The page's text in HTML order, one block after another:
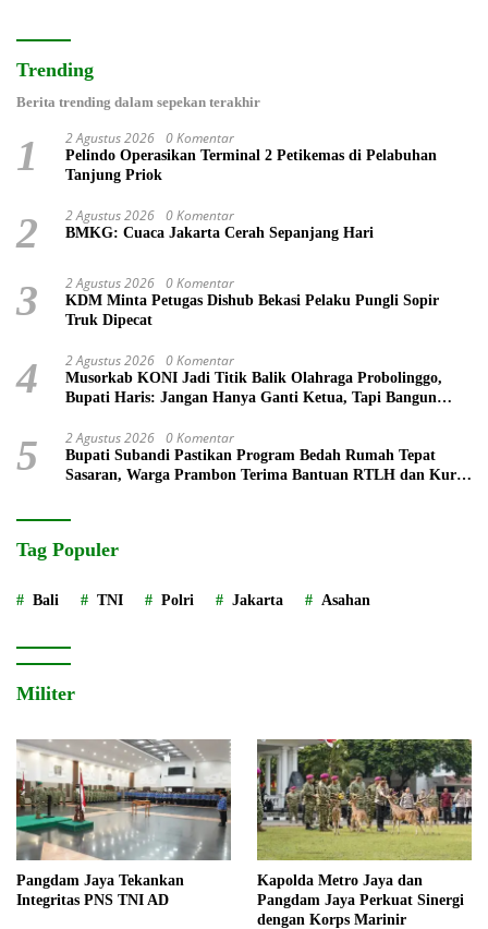
Trending
Berita trending dalam sepekan terakhir
1 2 Agustus 2026 0 Komentar
Pelindo Operasikan Terminal 2 Petikemas di Pelabuhan
Tanjung Priok
2 2 Agustus 2026 0 Komentar
BMKG: Cuaca Jakarta Cerah Sepanjang Hari
3 2 Agustus 2026 0 Komentar
KDM Minta Petugas Dishub Bekasi Pelaku Pungli Sopir
Truk Dipecat
4 2 Agustus 2026 0 Komentar
Musorkab KONI Jadi Titik Balik Olahraga Probolinggo,
Bupati Haris: Jangan Hanya Ganti Ketua, Tapi Bangun
5 2 Agustus 2026 0 Komentar
Bupati Subandi Pastikan Program Bedah Rumah Tepat
Sasaran, Warga Prambon Terima Bantuan RTLH dan Kursi
Tag Populer
Bali TNI Polri Jakarta Asahan
Militer
Pangdam Jaya Tekankan
Integritas PNS TNI AD
Kapolda Metro Jaya dan
Pangdam Jaya Perkuat Sinergi
dengan Korps Marinir